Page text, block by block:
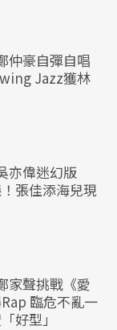
仲豪自彈自唱
Jazz獲林
亦偉迷幻版
張佳添海兒現
家聲挑戰《愛
臨危不亂一
好型」